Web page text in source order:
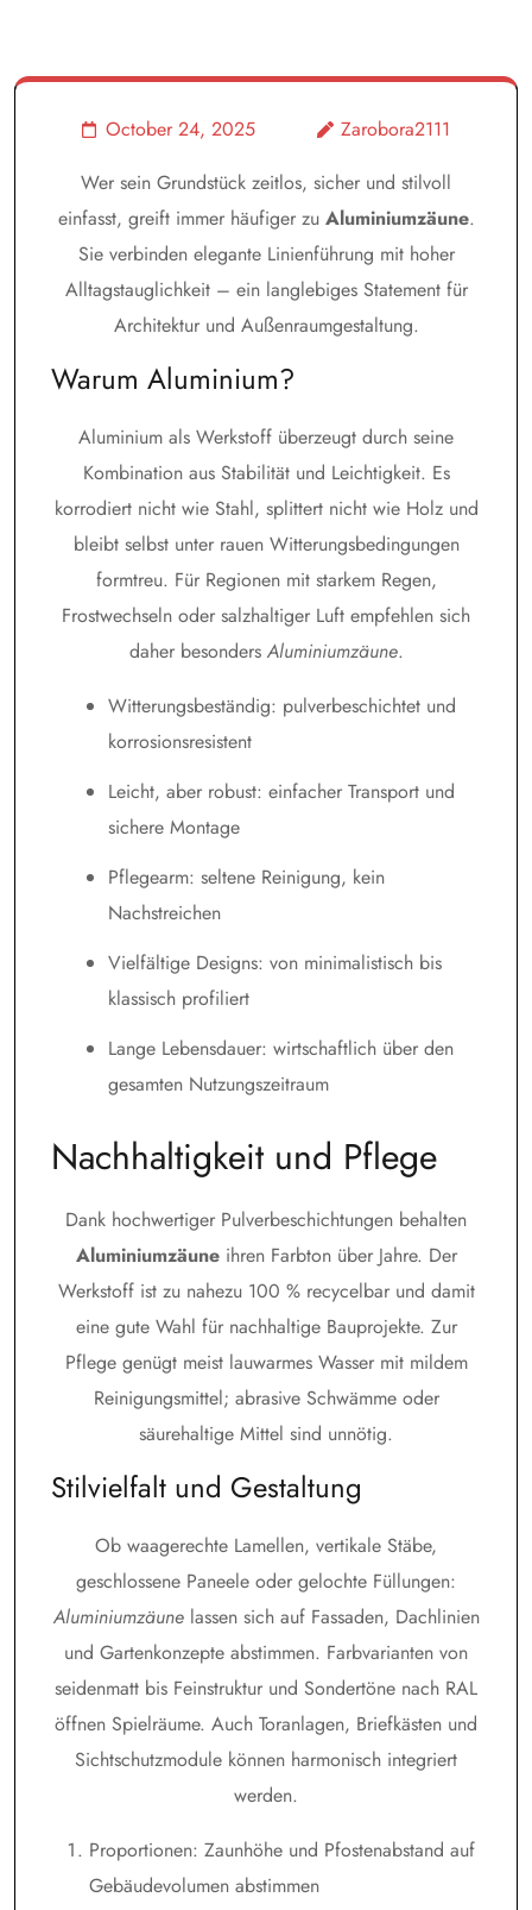
October 24, 2025
Zarobora2111
Wer sein Grundstück zeitlos, sicher und stilvoll
einfasst, greift immer häufiger zu Aluminiumzäune.
Sie verbinden elegante Linienführung mit hoher
Alltagstauglichkeit – ein langlebiges Statement für
Architektur und Außenraumgestaltung.
Warum Aluminium?
Aluminium als Werkstoff überzeugt durch seine
Kombination aus Stabilität und Leichtigkeit. Es
korrodiert nicht wie Stahl, splittert nicht wie Holz und
bleibt selbst unter rauen Witterungsbedingungen
formtreu. Für Regionen mit starkem Regen,
Frostwechseln oder salzhaltiger Luft empfehlen sich
daher besonders Aluminiumzäune.
Witterungsbeständig: pulverbeschichtet und
korrosionsresistent
Leicht, aber robust: einfacher Transport und
sichere Montage
Pflegearm: seltene Reinigung, kein
Nachstreichen
Vielfältige Designs: von minimalistisch bis
klassisch profiliert
Lange Lebensdauer: wirtschaftlich über den
gesamten Nutzungszeitraum
Nachhaltigkeit und Pflege
Dank hochwertiger Pulverbeschichtungen behalten
Aluminiumzäuneihren Farbton über Jahre. Der
Werkstoff ist zu nahezu 100 % recycelbar und damit
eine gute Wahl für nachhaltige Bauprojekte. Zur
Pflege genügt meist lauwarmes Wasser mit mildem
Reinigungsmittel; abrasive Schwämme oder
säurehaltige Mittel sind unnötig.
Stilvielfalt und Gestaltung
Ob waagerechte Lamellen, vertikale Stäbe,
geschlossene Paneele oder gelochte Füllungen:
Aluminiumzäunelassen sich auf Fassaden, Dachlinien
und Gartenkonzepte abstimmen. Farbvarianten von
seidenmatt bis Feinstruktur und Sondertöne nach RAL
öffnen Spielräume. Auch Toranlagen, Briefkästen und
Sichtschutzmodule können harmonisch integriert
werden.
Proportionen: Zaunhöhe und Pfostenabstand auf
Gebäudevolumen abstimmen